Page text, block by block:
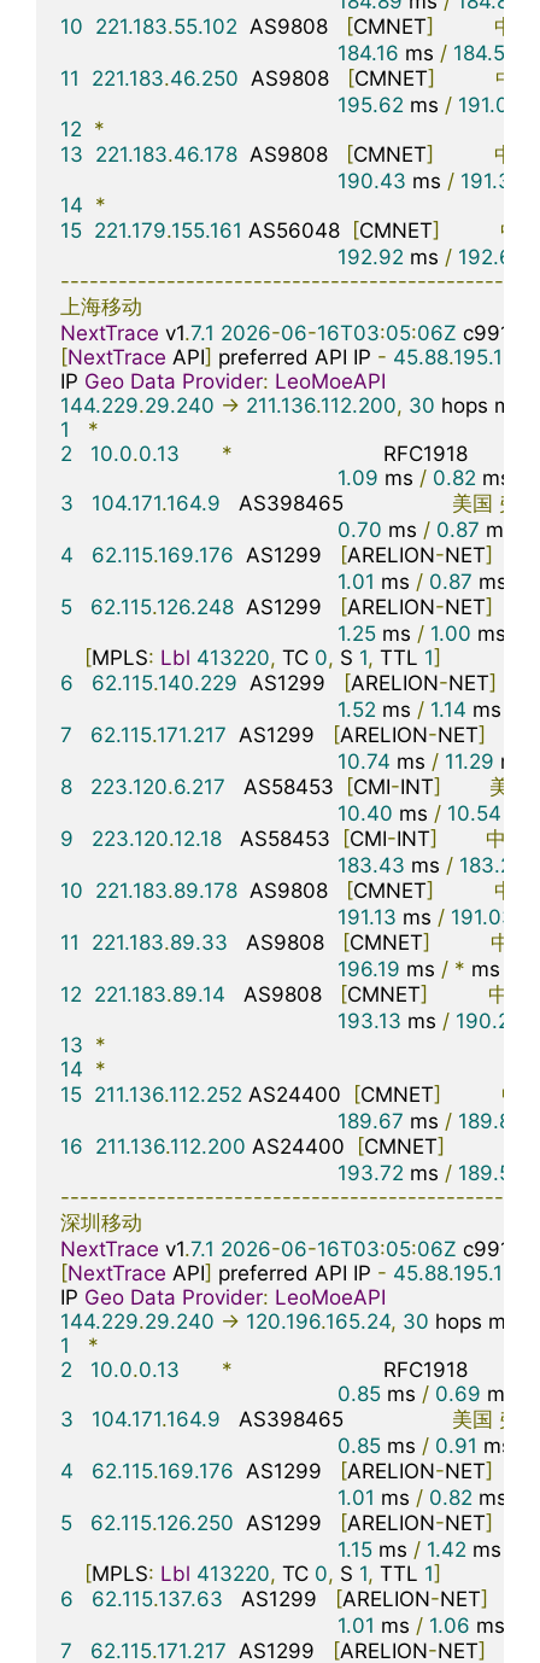
10 221.183.55.102
  AS9808
[CMNET]
中国
184.16 ms / 184.59
11
221.183.46.250
  AS9808
[CMNET]
中国
195.62 ms / 191.08
12 *
13 221.183.46.178
  AS9808
[CMNET]
中国
190.43 ms / 191.38
14 *
15 221.179.155.161 AS56048 [CMNET]
中国
192.92 ms / 192.63
上海移动
NextTrace v1.7.1 2026-06-16T03:05:06Z
[NextTrace API] preferred API IP - 45.88.195.154
IP Geo Data Provider: LeoMoeAPI
144.229.29.240 -> 211.136.112.200, 30 hops max
1
*
2
10.0.0.13 *
                         RFC1918
1.09 ms / 0.82 ms
3
104.171.164.9
   AS398465
美国 弗
0.70 ms / 0.87 ms
4
62.115.169.176
  AS1299
[ARELION-NET]
1.01 ms / 0.87 ms
5
62.115.126.248
  AS1299
[ARELION-NET]
1.25 ms / 1.00 ms
[MPLS: Lbl 413220, TC 0, S 1, TTL 1]
6
62.115.140.229
  AS1299
[ARELION-NET]
1.52 ms / 1.14 ms
7
62.115.171.217
  AS1299
[ARELION-NET]
10.74 ms / 11.29 ms
8
223.120.6.217
   AS58453
[CMI-INT] 美国
10.40 ms / 10.54
9
223.120.12.18
   AS58453
[CMI-INT] 中国
183.43 ms / 183.22
10 221.183.89.178
  AS9808
[CMNET]
中国
191.13 ms / 191.03
11
221.183.89.33
   AS9808
[CMNET] 中国
196.19 ms / * ms
12 221.183.89.14
   AS9808
[CMNET] 中国
193.13 ms / 190.29
13 *
14 *
15 211.136.112.252 AS24400 [CMNET]
中
189.67 ms / 189.84
16 211.136.112.200 AS24400 [CMNET]
193.72 ms / 189.56
深圳移动
NextTrace v1.7.1 2026-06-16T03:05:06Z
[NextTrace API] preferred API IP - 45.88.195.154
IP Geo Data Provider: LeoMoeAPI
144.229.29.240 -> 120.196.165.24, 30 hops max
1
*
2
10.0.0.13 *
                         RFC1918
0.85 ms / 0.69 ms
3
104.171.164.9
   AS398465
美国 弗
0.85 ms / 0.91 ms
4
62.115.169.176
  AS1299
[ARELION-NET]
1.01 ms / 0.82 ms
5
62.115.126.250
  AS1299
[ARELION-NET]
1.15 ms / 1.42 ms
[MPLS: Lbl 413220, TC 0, S 1, TTL 1]
6
62.115.137.63
   AS1299
[ARELION-NET]
1.01 ms / 1.06 ms
7
62.115.171.217
  AS1299
[ARELION-NET]